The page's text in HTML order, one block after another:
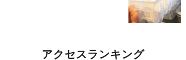
アクセスランキング